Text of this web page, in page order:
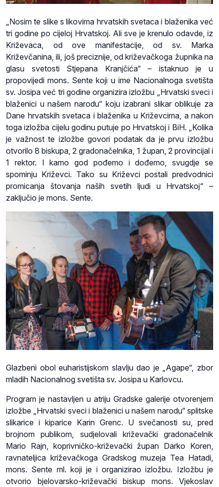
„Nosim te slike s likovima hrvatskih svetaca i blaženika već
tri godine po cijeloj Hrvatskoj. Ali sve je krenulo odavde, iz
Križevaca, od ove manifestacije, od sv. Marka
Križevčanina, ili, još preciznije, od križevačkoga župnika na
glasu svetosti Stjepana Kranjčića“ – istaknuo je u
propovijedi mons. Sente koji u ime Nacionalnoga svetišta
sv. Josipa već tri godine organizira izložbu „Hrvatski sveci i
blaženici u našem narodu“ koju izabrani slikar oblikuje za
Dane hrvatskih svetaca i blaženika u Križevcima, a nakon
toga izložba cijelu godinu putuje po Hrvatskoj i BiH. „Kolika
je važnost te izložbe govori podatak da je prvu izložbu
otvorilo 8 biskupa, 2 gradonačelnika, 1 župan, 2 provincijal i
1 rektor. I kamo god pođemo i dođemo, svugdje se
spominju Križevci. Tako su Križevci postali predvodnici
promicanja štovanja naših svetih ljudi u Hrvatskoj“ –
zaključio je mons. Sente.
Glazbeni obol euharistijskom slavlju dao je „Agape“, zbor
mladih Nacionalnog svetišta sv. Josipa u Karlovcu.
Program je nastavljen u atriju Gradske galerije otvorenjem
izložbe „Hrvatski sveci i blaženici u našem narodu“ splitske
slikarice i kiparice Karin Grenc. U svečanosti su, pred
brojnom publikom, sudjelovali križevački gradonačelnik
Mario Rajn, koprivničko-križevački župan Darko Koren,
ravnateljica križevačkoga Gradskog muzeja Tea Hatadi,
mons. Sente ml. koji je i organizirao izložbu. Izložbu je
otvorio bjelovarsko-križevački biskup mons. Vjekoslav